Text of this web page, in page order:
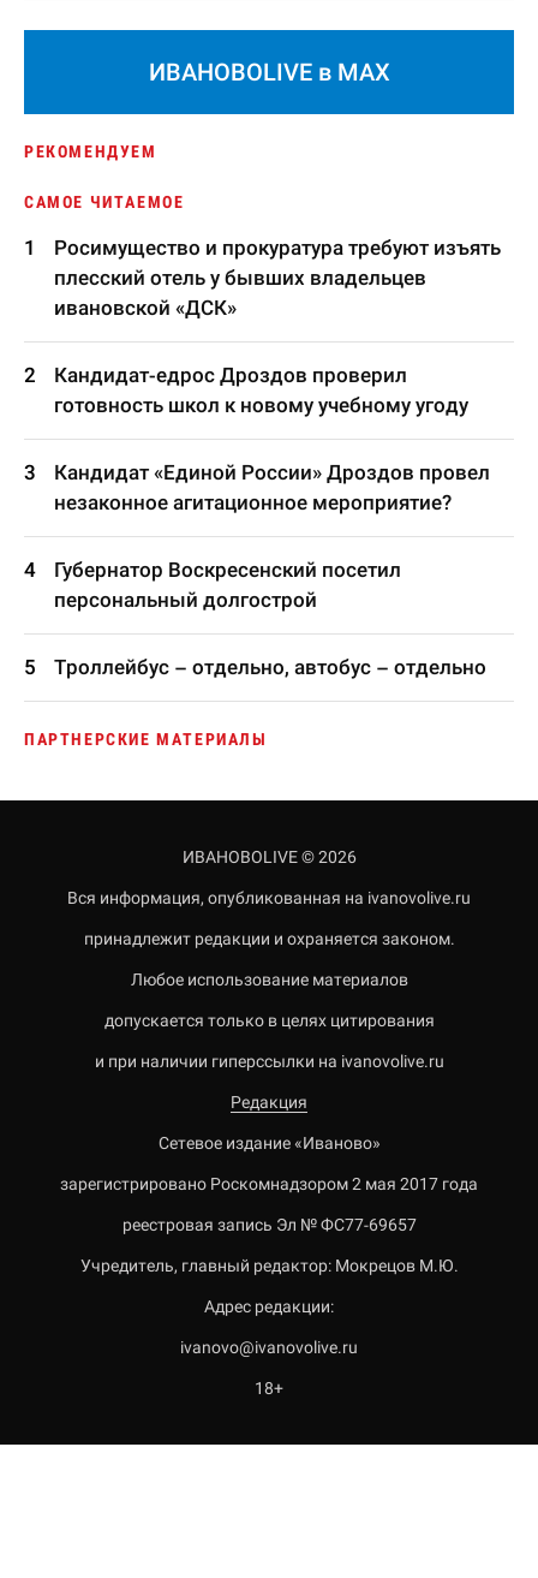
ИВАНОВОLIVE в MAX
РЕКОМЕНДУЕМ
САМОЕ ЧИТАЕМОЕ
Росимущество и прокуратура требуют изъять
плесский отель у бывших владельцев
ивановской «ДСК»
Кандидат-едрос Дроздов проверил
готовность школ к новому учебному угоду
Кандидат «Единой России» Дроздов провел
незаконное агитационное мероприятие?
Губернатор Воскресенский посетил
персональный долгострой
Троллейбус – отдельно, автобус – отдельно
ПАРТНЕРСКИЕ МАТЕРИАЛЫ
ИВАНОВОLIVE © 2026
Вся информация, опубликованная на ivanovolive.ru
принадлежит редакции и охраняется законом.
Любое использование материалов
допускается только в целях цитирования
и при наличии гиперссылки на ivanovolive.ru
Редакция
Сетевое издание «Иваново»
зарегистрировано Роскомнадзором 2 мая 2017 года
реестровая запись Эл № ФС77-69657
Учредитель, главный редактор: Мокрецов М.Ю.
Адрес редакции:
ivanovo@ivanovolive.ru
18+